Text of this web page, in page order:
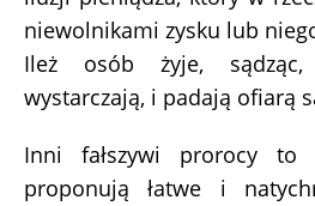
niewolnikami zysku lub
Ileż osób żyje,
wystarczają, i padają ofiarą
Inni fałszywi prorocy to
proponują łatwe i